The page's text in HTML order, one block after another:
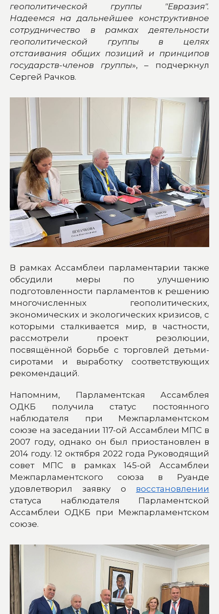
геополитической группы "Евразия".
Надеемся на дальнейшее конструктивное
сотрудничество в рамках деятельности
геополитической группы в целях
отстаивания общих позиций и принципов
государств-членов группы», – подчеркнул
Сергей Рачков.
В рамках Ассамблеи парламентарии также
обсудили меры по улучшению
подготовленности парламентов к решению
многочисленных геополитических,
экономических и экологических кризисов, с
которыми сталкивается мир, в частности,
рассмотрели проект резолюции,
посвящённой борьбе с торговлей детьми-
сиротами и выработку соответствующих
рекомендаций.
Напомним, Парламентская Ассамблея
ОДКБ получила статус постоянного
наблюдателя при Межпарламентском
союзе на заседании 117-ой Ассамблеи МПС в
2007 году, однако он был приостановлен в
2014 году. 12 октября 2022 года Руководящий
совет МПС в рамках 145-ой Ассамблеи
Межпарламентского союза в Руанде
удовлетворил заявку о восстановлении
статуса наблюдателя Парламентской
Ассамблеи ОДКБ при Межпарламентском
союзе.